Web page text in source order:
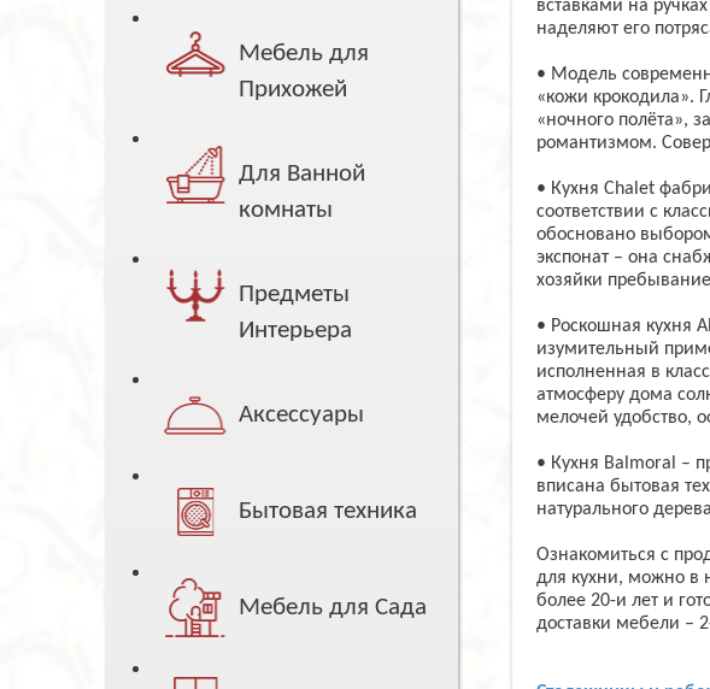
Мебель для
Прихожей
Для Ванной
комнаты
Предметы
Интерьера
Аксессуары
Бытовая техника
Мебель для Сада
вставками на
наделяют его
• Модель
«кожи крокодила».
«ночного полёта»,
романтизмом.
• Кухня Chalet
соответствии с
обосновано
экспонат – она
хозяйки
• Роскошная кухня
изумительный
исполненная в
атмосферу дома
мелочей удобство,
• Кухня Balmoral –
вписана бытовая
натурального
Ознакомиться с
для кухни, можно в
более 20-и лет и
доставки мебели –